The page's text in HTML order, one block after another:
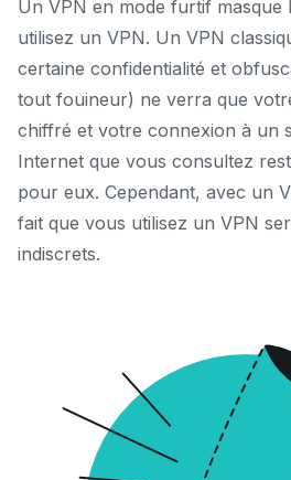
Un VPN en mode furtif masque
utilisez un VPN. Un VPN
certaine confidentialité et
tout fouineur) ne verra que
chiffré et votre connexion à un
Internet que vous consultez
pour eux. Cependant, avec un
fait que vous utilisez un VPN
indiscrets.